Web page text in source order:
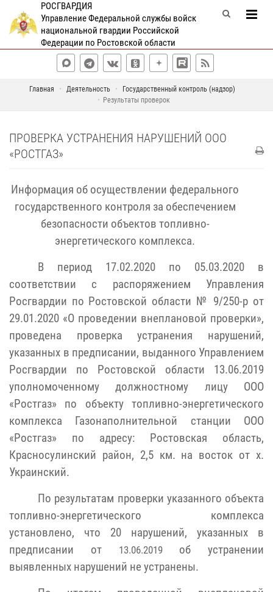
РОСГВАРДИЯ
Управление Федеральной службы войск
национальной гвардии Российской
Федерации по Ростовской области
Главная Деятельность
Государственный контроль (надзор)
Результаты проверок
ПРОВЕРКА УСТРАНЕНИЯ НАРУШЕНИЙ ООО
«РОСТГАЗ»
Информация об осуществлении федерального
государственного контроля за обеспечением
безопасности объектов топливно-
энергетического комплекса.
В период 17.02.2020 по 05.03.2020 в
соответствии с распоряжением Управления
Росгвардии по Ростовской области № 9/250-р от
29.01.2020 «О проведении внеплановой проверки»,
проведена проверка устранения нарушений,
указанных в предписании, выданного Управлением
Росгвардии по Ростовской области 13.06.2019
уполномоченному должностному лицу ООО
«Ростгаз» по объекту топливно-энергетического
комплекса Газонаполнительной станции ООО
«Ростгаз» по адресу: Ростовская область,
Красносулинский район, 2,5 км. на восток от х.
Украинский.
По результатам проверки указанного объекта
топливно-энергетического комплекса
установлено, что 20 нарушений, указанных в
предписании от
13.06.2019 об устранении
выявленных нарушений не устранены.